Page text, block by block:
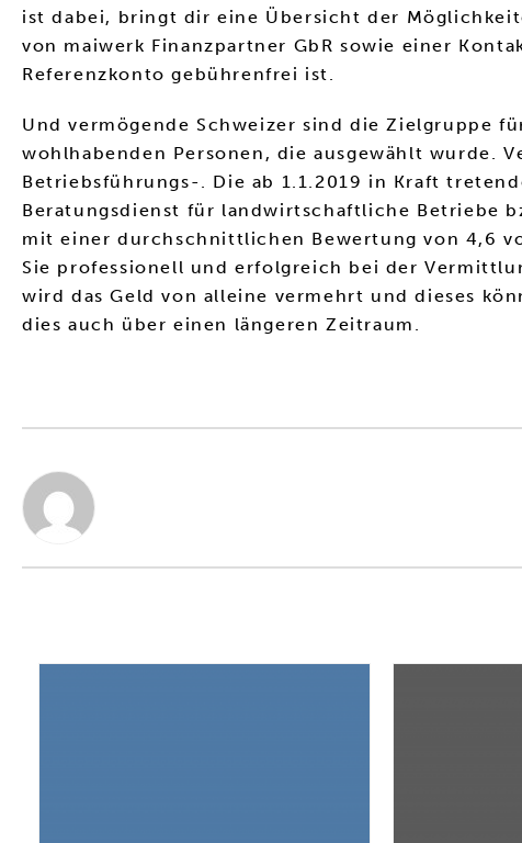
ist dabei, bringt dir eine Übersicht der
von maiwerk Finanzpartner GbR sowie einer
Referenzkonto gebührenfrei ist.
Und vermögende Schweizer sind die Zielgruppe
wohlhabenden Personen, die ausgewählt wurde.
Betriebsführungs-. Die ab 1.1.2019 in Kraft
Beratungsdienst für landwirtschaftliche Betriebe
mit einer durchschnittlichen Bewertung von 4,6
Sie professionell und erfolgreich bei der
wird das Geld von alleine vermehrt und dieses
dies auch über einen längeren Zeitraum.